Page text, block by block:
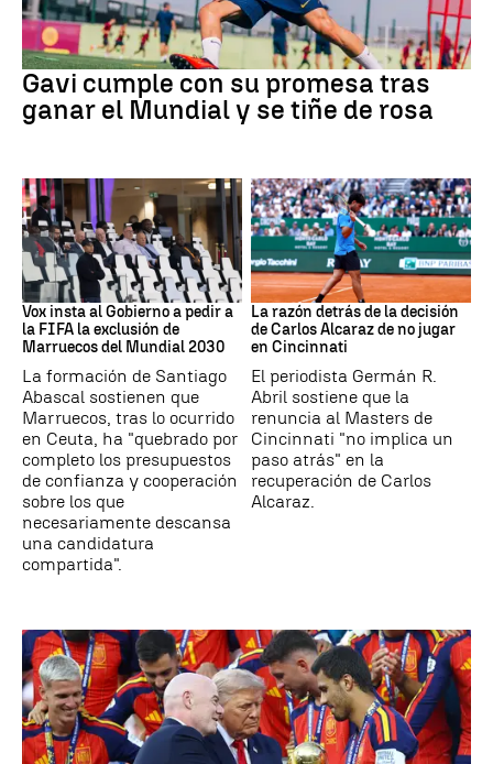
Fútbol
Gavi cumple con su promesa tras
ganar el Mundial y se tiñe de rosa
Mundial 2030
Vox insta al Gobierno a pedir a
la FIFA la exclusión de
Marruecos del Mundial 2030
La formación de Santiago
Abascal sostienen que
Marruecos, tras lo ocurrido
en Ceuta, ha "quebrado por
completo los presupuestos
de confianza y cooperación
sobre los que
necesariamente descansa
una candidatura
compartida".
Tenis
La razón detrás de la decisión
de Carlos Alcaraz de no jugar
en Cincinnati
El periodista Germán R.
Abril sostiene que la
renuncia al Masters de
Cincinnati "no implica un
paso atrás" en la
recuperación de Carlos
Alcaraz.